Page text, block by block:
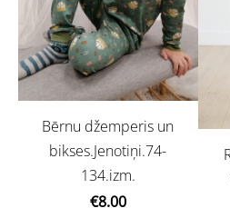
Bērnu džemperis un
bikses.Jenotiņi.74-
134.izm.
€8.00